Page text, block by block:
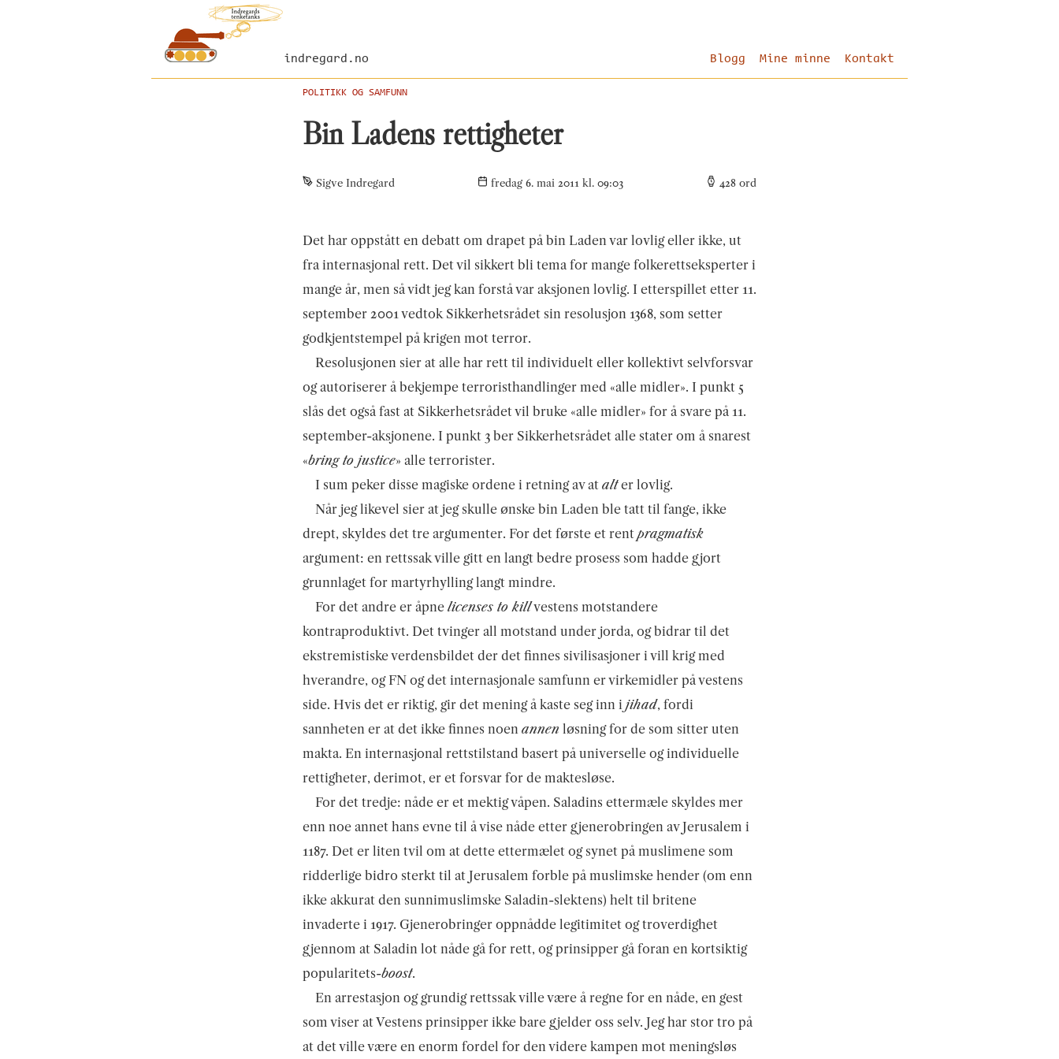
indregard.no Blogg Mine minne Kontakt
POLITIKK OG SAMFUNN
Bin Ladens rettigheter
Sigve Indregard fredag 6. mai 2011 kl. 09:03 428ord
Det har oppstått en debatt om drapet på bin Laden var lovlig eller ikke, ut
fra internasjonal rett. Det vil sikkert bli tema for mange folkerettseksperter i
mange år, men så vidt jeg kan forstå var aksjonen lovlig. I etterspillet etter 11.
september 2001 vedtok Sikkerhetsrådet sin resolusjon 1368, som setter
godkjentstempel på krigen mot terror.
Resolusjonen sier at alle har rett til individuelt eller kollektivt selvforsvar
og autoriserer å bekjempe terroristhandlinger med «alle midler». I punkt 5
slås det også fast at Sikkerhetsrådet vil bruke «alle midler» for å svare på 11.
september-aksjonene. I punkt 3 ber Sikkerhetsrådet alle stater om å snarest
«bring to justice» alle terrorister.
I sum peker disse magiske ordene i retning av at alter lovlig.
Når jeg likevel sier at jeg skulle ønske bin Laden ble tatt til fange, ikke
drept, skyldes det tre argumenter. For det første et rent pragmatisk
argument: en rettssak ville gitt en langt bedre prosess som hadde gjort
grunnlaget for martyrhylling langt mindre.
For det andre er åpne licenses to killvestens motstandere
kontraproduktivt. Det tvinger all motstand under jorda, og bidrar til det
ekstremistiske verdensbildet der det finnes sivilisasjoner i vill krig med
hverandre, og FN og det internasjonale samfunn er virkemidler på vestens
side. Hvis det er riktig, gir det mening å kaste seg inn i jihad, fordi
sannheten er at det ikke finnes noen annen løsning for de som sitter uten
makta. En internasjonal rettstilstand basert på universelle og individuelle
rettigheter, derimot, er et forsvar for de maktesløse.
For det tredje: nåde er et mektig våpen. Saladins ettermæle skyldes mer
enn noe annet hans evne til å vise nåde etter gjenerobringen av Jerusalem i
1187. Det er liten tvil om at dette ettermælet og synet på muslimene som
ridderlige bidro sterkt til at Jerusalem forble på muslimske hender (om enn
ikke akkurat den sunnimuslimske Saladin-slektens) helt til britene
invaderte i 1917. Gjenerobringer oppnådde legitimitet og troverdighet
gjennom at Saladin lot nåde gå for rett, og prinsipper gå foran en kortsiktig
popularitets-boost.
En arrestasjon og grundig rettssak ville være å regne for en nåde, en gest
som viser at Vestens prinsipper ikke bare gjelder oss selv. Jeg har stor tro på
at det ville være en enorm fordel for den videre kampen mot meningsløs